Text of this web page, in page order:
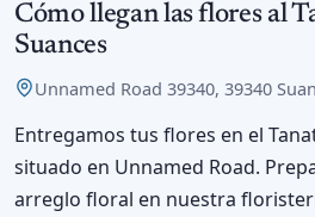
Cómo llegan las flores al
Suances
Unnamed Road 39340, 39340
Entregamos tus flores en el
situado en Unnamed Road.
arreglo floral en nuestra